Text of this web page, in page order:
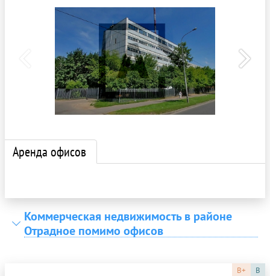
Аренда офисов
Коммерческая недвижимость в районе
Отрадное помимо офисов
B+ B